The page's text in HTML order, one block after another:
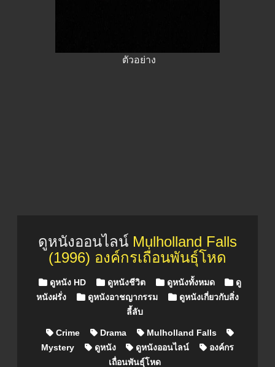
ตัวอย่าง
ดูหนังออนไลน์ Mulholland Falls
(1996) องค์กรเถื่อนพันธุ์โหด
Posted in
ดูหนัง HD ดูหนังชีวิต ดูหนังทั้งหมด
ดู
หนังฝรั่ง
ดูหนังอาชญากรรม
ดูหนังเกี่ยวกับสิ่ง
ลี้ลับ
Crime Drama
Mulholland Falls
Mystery
ดูหนัง ดูหนังออนไลน์
องค์กร
เถื่อนพันธุ์โหด